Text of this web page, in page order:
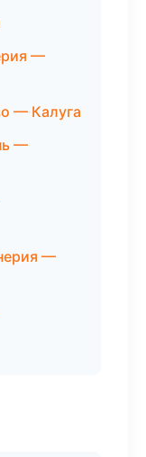
—
— Калуга
—
—